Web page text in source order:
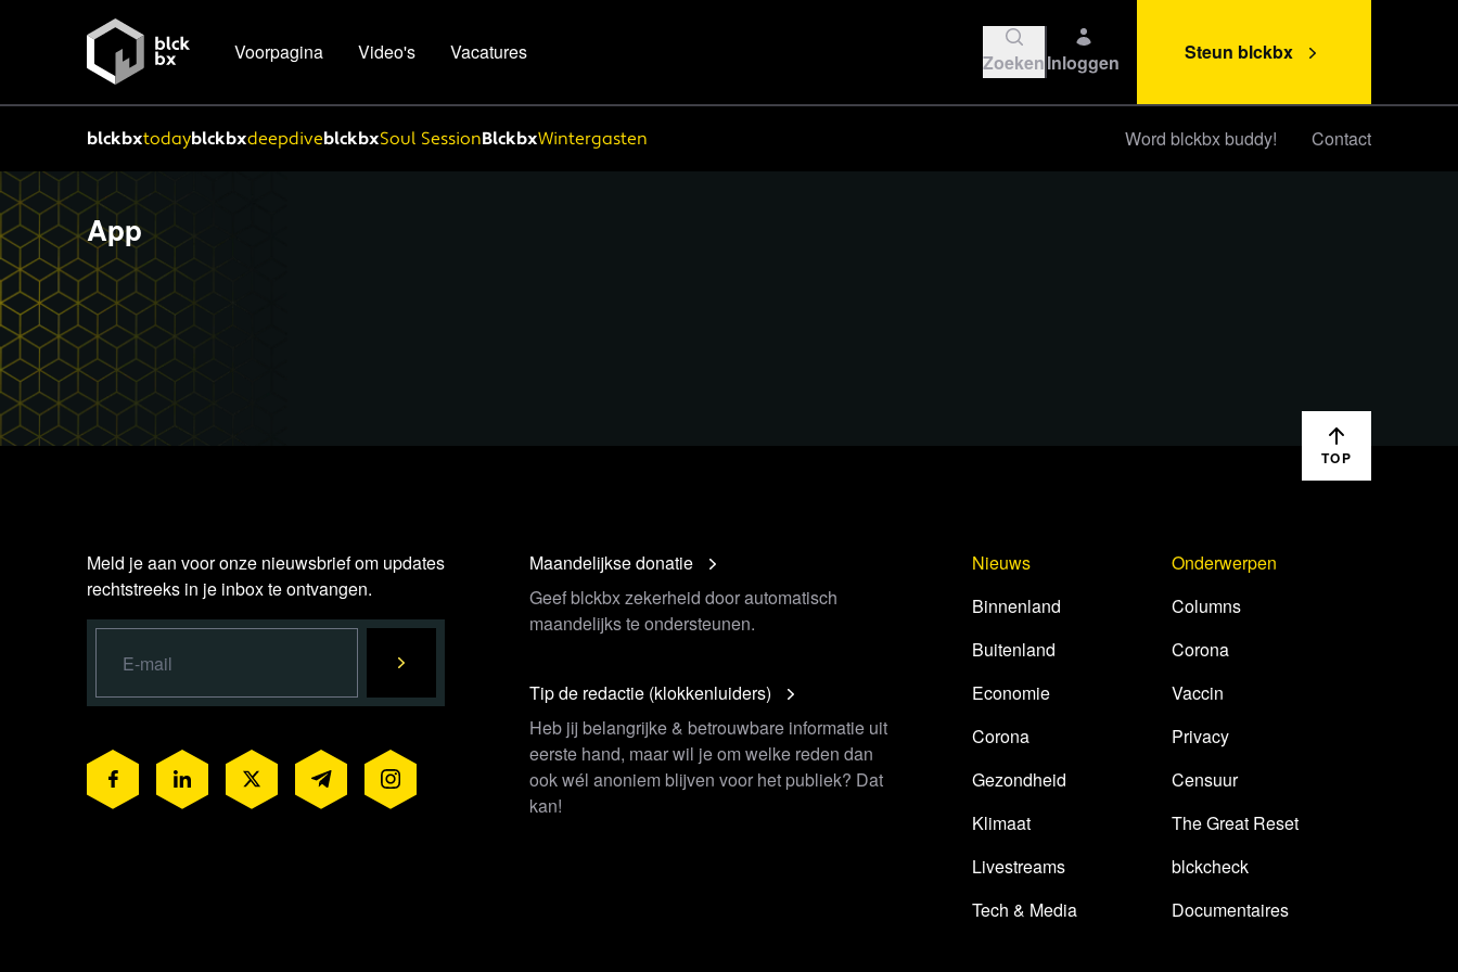
Voorpagina Video's Vacatures ZoekenInloggen Steun blckbx
blckbxtodayblckbxdeepdiveblckbxSoul SessionBlckbxWintergasten Word blckbx buddy! Contact
App
TOP
Meld je aan voor onze nieuwsbrief om updates
rechtstreeks in je inbox te ontvangen.
Maandelijkse donatie
Geef blckbx zekerheid door automatisch
maandelijks te ondersteunen.
Tip de redactie (klokkenluiders)
Heb jij belangrijke & betrouwbare informatie uit
eerste hand, maar wil je om welke reden dan
ook wél anoniem blijven voor het publiek? Dat
kan!
Nieuws
Binnenland
Buitenland
Economie
Corona
Gezondheid
Klimaat
Livestreams
Tech & Media
Onderwerpen
Columns
Corona
Vaccin
Privacy
Censuur
The Great Reset
blckcheck
Documentaires